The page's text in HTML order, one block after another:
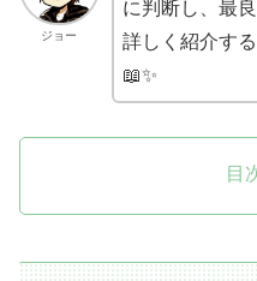
ジョー
に判断し、最
詳しく紹介す
📖✨
目